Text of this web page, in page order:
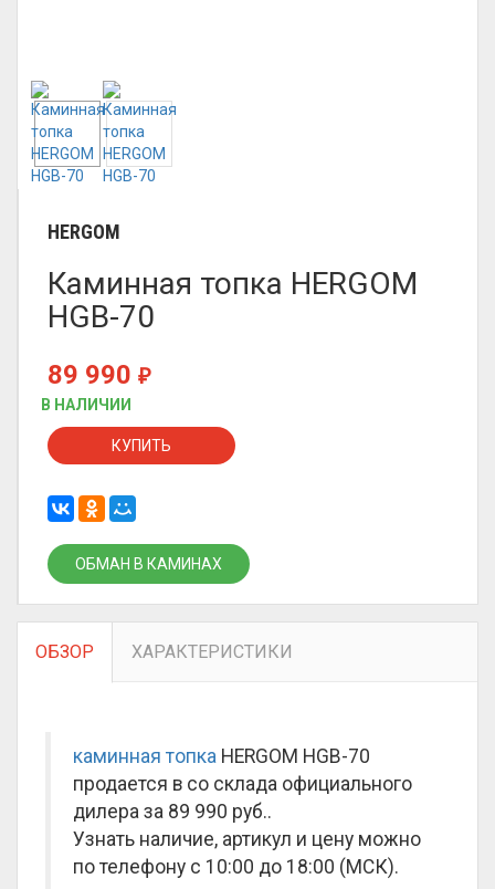
HERGOM
Каминная топка HERGOM
HGB-70
89 990 ₽
В НАЛИЧИИ
КУПИТЬ
ОБМАН В КАМИНАХ
ОБЗОР ХАРАКТЕРИСТИКИ
каминная топка HERGOM HGB-70
продается в со склада официального
дилера за 89 990 руб..
Узнать наличие, артикул и цену можно
по телефону с 10:00 до 18:00 (МСК).